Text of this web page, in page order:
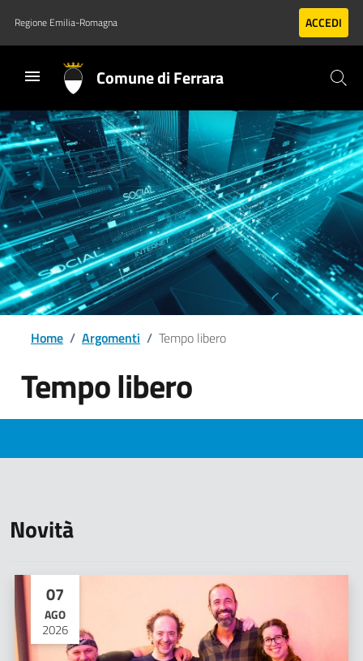
Vai al contenuto principale
Vai al footer
Regione Emilia-Romagna ACCEDI
Comune di Ferrara
Home / Argomenti / Tempo libero
Tempo libero
Novità
07
AGO
2026